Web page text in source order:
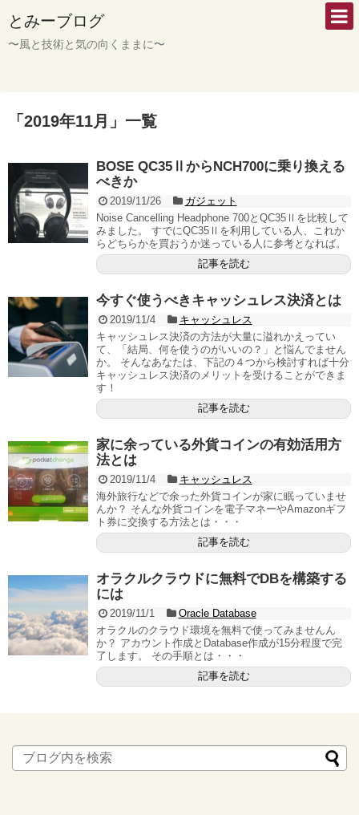
とみーブログ
〜風と技術と気の向くままに〜
「 2019年11月 」 一覧
BOSE QC35ⅡからNCH700に乗り換える
べきか
2019/11/26
ガジェット
Noise Cancelling Headphone 700とQC35Ⅱを比較して
みました。 すでにQC35Ⅱを利用している人、これか
らどちらかを買おうか迷っている人に参考となれば。
記事を読む
今すぐ使うべきキャッシュレス決済とは
2019/11/4
キャッシュレス
キャッシュレス決済の方法が大量に溢れかえってい
て、「結局、何を使うのがいいの？」と悩んでません
か。 そんなあなたは、下記の４つから検討すれば十分
キャッシュレス決済のメリットを受けることができま
す！
記事を読む
家に余っている外貨コインの有効活用方
法とは
2019/11/4
キャッシュレス
海外旅行などで余った外貨コインが家に眠っていませ
んか？ そんな外貨コインを電子マネーやAmazonギフ
ト券に交換する方法とは・・・
記事を読む
オラクルクラウドに無料でDBを構築する
には
2019/11/1
Oracle Database
オラクルのクラウド環境を無料で使ってみませんん
か？ アカウント作成とDatabase作成が15分程度で完
了します。 その手順とは・・・
記事を読む